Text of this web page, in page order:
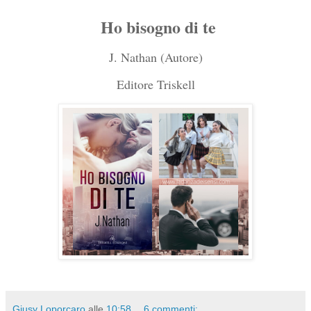
Ho bisogno di te
J. Nathan (Autore)
Editore Triskell
Giusy Loporcaro alle 10:58 6 commenti: